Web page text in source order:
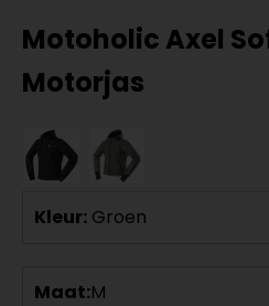
Motoholic Axel
Motorjas
Kleur: Groen
Maat:M